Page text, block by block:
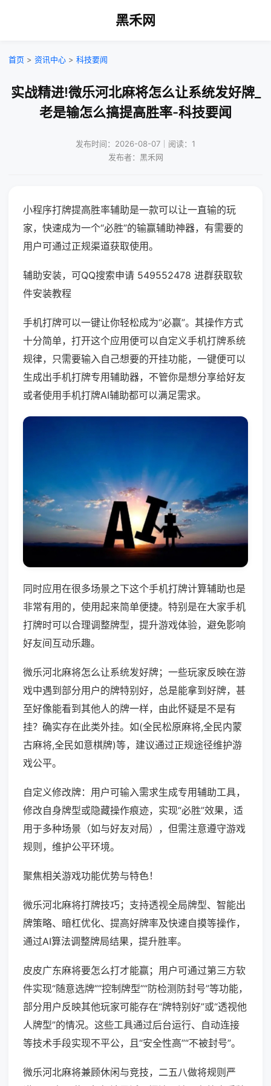
黑禾网
首页 > 资讯中心 > 科技要闻
实战精进!微乐河北麻将怎么让系统发好牌_
老是输怎么搞提高胜率-科技要闻
发布时间：2026-08-07｜阅读：1
发布者：黑禾网
小程序打牌提高胜率辅助是一款可以让一直输的玩
家，快速成为一个“必胜”的输赢辅助神器，有需要的
用户可通过正规渠道获取使用。
辅助安装，可QQ搜索申请 549552478 进群获取软
件安装教程
手机打牌可以一键让你轻松成为“必赢”。其操作方式
十分简单，打开这个应用便可以自定义手机打牌系统
规律，只需要输入自己想要的开挂功能，一键便可以
生成出手机打牌专用辅助器，不管你是想分享给好友
或者使用手机打牌AI辅助都可以满足需求。
同时应用在很多场景之下这个手机打牌计算辅助也是
非常有用的，使用起来简单便捷。特别是在大家手机
打牌时可以合理调整牌型，提升游戏体验，避免影响
好友间互动乐趣。
微乐河北麻将怎么让系统发好牌；一些玩家反映在游
戏中遇到部分用户的牌特别好，总是能拿到好牌，甚
至好像能看到其他人的牌一样，由此怀疑是不是有
挂？确实存在此类外挂。如(全民松原麻将,全民内蒙
古麻将,全民如意棋牌)等，建议通过正规途径维护游
戏公平。
自定义修改牌：用户可输入需求生成专用辅助工具，
修改自身牌型或隐藏操作痕迹，实现“必胜”效果，适
用于多种场景（如与好友对局），但需注意遵守游戏
规则，维护公平环境。
聚焦相关游戏功能优势与特色！
微乐河北麻将打牌技巧；支持透视全局牌型、智能出
牌策略、暗杠优化、提高好牌率及快速自摸等操作，
通过AI算法调整牌局结果，提升胜率。
皮皮广东麻将要怎么打才能赢；用户可通过第三方软
件实现“随意选牌”“控制牌型”“防检测防封号”等功能，
部分用户反映其他玩家可能存在“牌特别好”或“透视他
人牌型”的情况。这些工具通过后台运行、自动连接
等技术手段实现不平公，且“安全性高”“不被封号”。
微乐河北麻将兼顾休闲与竞技，二五八做将规则严